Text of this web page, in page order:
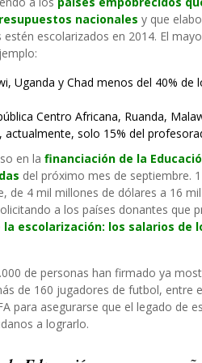
nacionales y que
estén escolarizados en 2014. El
Uganda y Chad menos del 40%
Centro Africana, Ruanda,
actualmente, solo 15% del
en la financiación de la
del próximo mes de septiembre.
de 4 mil millones de dólares a 16
a los países donantes que
escolarización: los salarios de
de personas han firmado ya
de 160 jugadores de futbol, entre
para asegurarse que el legado de
a lograrlo.